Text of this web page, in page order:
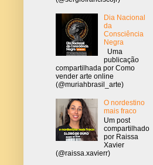
Dia Nacional
da
Consciência
Negra
Uma
publicação
compartilhada por Como
vender arte online
(@muriahbrasil_arte)
O nordestino
mais fraco
Um post
compartilhado
por Raissa
Xavier
(@raissa.xavierr)